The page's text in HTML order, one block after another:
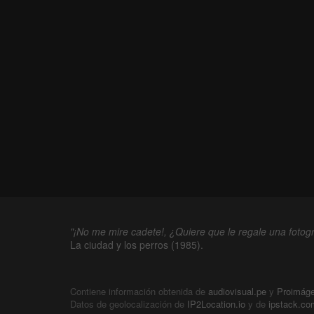
"¡No me mire cadete!, ¿Quiere que le regale una
La ciudad y los perros (1985).
Contiene información obtenida de audiovisual.pe y
Datos de geolocalización de IP2Location.io y de